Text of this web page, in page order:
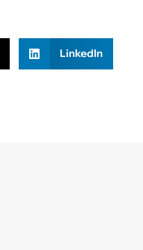
LinkedIn